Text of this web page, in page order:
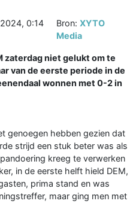
0:14
Bron: XYTO
Media
zaterdag niet gelukt om te
van de eerste periode in de
wonnen met 0-2 in
genoegen hebben gezien dat
strijd een stuk beter was als
kreeg te verwerken
in de eerste helft hield DEM,
prima stand en was
maar ging men met